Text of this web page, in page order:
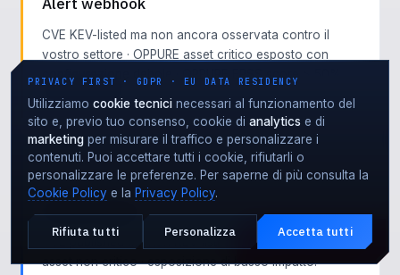
CVE KEV-listed ma non ancora osservata contro il
vostro settore · OPPURE asset critico esposto con
MEDIUM
Weekly digest
CVE published ma non KEV-listed · EPSS score basso ·
asset non critico · esposizione di basso impatto.
Attacco in corso?
EMERGENZA · 24·7
PRIVACY FIRST · GDPR · EU DATA RESIDENCY
Utilizziamo cookie tecnici necessari al funzionamento del
sito e, previo tuo consenso, cookie di analytics e di
marketing per misurare il traffico e personalizzare i
contenuti. Puoi accettare tutti i cookie, rifiutarli o
personalizzare le preferenze. Per saperne di più consulta la
Cookie Policy e la Privacy Policy.
Rifiuta tutti Personalizza Accetta tutti